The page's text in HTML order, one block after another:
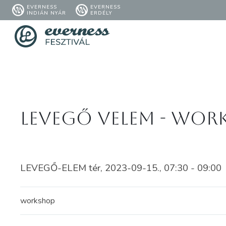
EVERNESS
INDIÁN NYÁR
EVERNESS
ERDÉLY
Levegő VElem -
LEVEGŐ-ELEM tér, 2023-09-15., 07:30 - 09:00
workshop